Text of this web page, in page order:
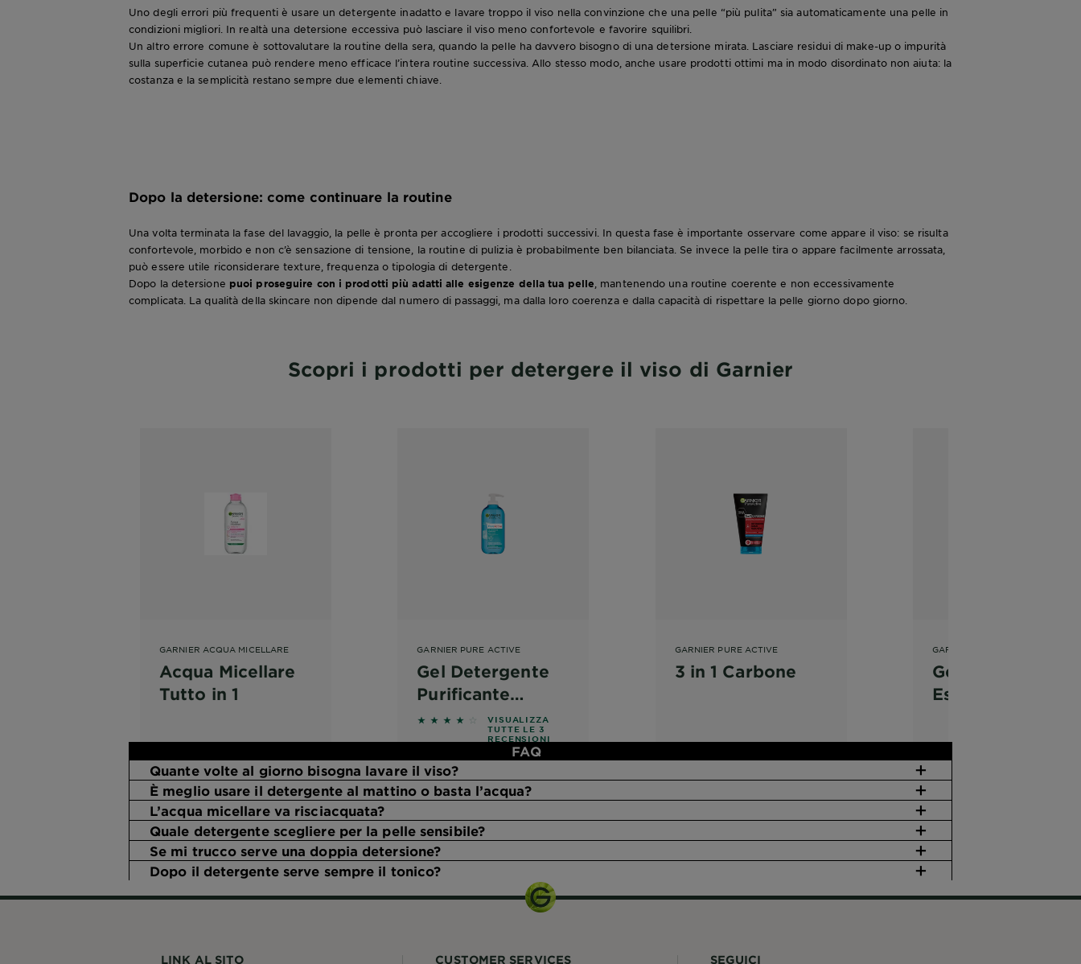
Uno degli errori più frequenti è usare un detergente inadatto e lavare troppo il viso nella convinzione che una pelle “più pulita” sia automaticamente una pelle in
condizioni migliori. In realtà una detersione eccessiva può lasciare il viso meno confortevole e favorire squilibri.
Un altro errore comune è sottovalutare la routine della sera, quando la pelle ha davvero bisogno di una detersione mirata. Lasciare residui di make-up o impurità
sulla superficie cutanea può rendere meno efficace l’intera routine successiva. Allo stesso modo, anche usare prodotti ottimi ma in modo disordinato non aiuta: la
costanza e la semplicità restano sempre due elementi chiave.
Dopo la detersione: come continuare la routine
Una volta terminata la fase del lavaggio, la pelle è pronta per accogliere i prodotti successivi. In questa fase è importante osservare come appare il viso: se risulta
confortevole, morbido e non c’è sensazione di tensione, la routine di pulizia è probabilmente ben bilanciata. Se invece la pelle tira o appare facilmente arrossata,
può essere utile riconsiderare texture, frequenza o tipologia di detergente.
Dopo la detersione puoi proseguire con i prodotti più adatti alle esigenze della tua pelle , mantenendo una routine coerente e non eccessivamente
complicata. La qualità della skincare non dipende dal numero di passaggi, ma dalla loro coerenza e dalla capacità di rispettare la pelle giorno dopo giorno.
Scopri i prodotti per detergere il viso di Garnier
GARNIER ACQUA MICELLARE
Acqua Micellare
Tutto in 1
GARNIER PURE ACTIVE
Gel Detergente
Purificante
Quotidiano
4 out of 5 stars based on reviews
VISUALIZZA
TUTTE LE 3
RECENSIONI
GARNIER PURE ACTIVE
3 in 1 Carbone
GARNIER PURE ACTIVE
Gel Detergente
Esfoliante Anti-
FAQ
Quante volte al giorno bisogna lavare il viso?
È meglio usare il detergente al mattino o basta l’acqua?
L’acqua micellare va risciacquata?
Quale detergente scegliere per la pelle sensibile?
Se mi trucco serve una doppia detersione?
Dopo il detergente serve sempre il tonico?
LINK AL SITO CUSTOMER SERVICES SEGUICI